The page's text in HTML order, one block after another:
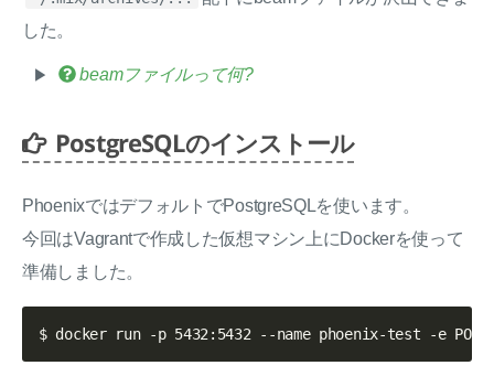
した。
beamファイルって何?
PostgreSQLのインストール
PhoenixではデフォルトでPostgreSQLを使います。
今回はVagrantで作成した仮想マシン上にDockerを使って
準備しました。